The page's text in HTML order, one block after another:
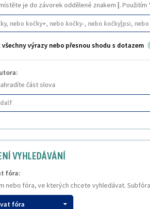
je do závorek oddělené znakem |. Použitím
všechny výrazy nebo přesnou shodu s dotazem
část slova
VYHLEDÁVÁNÍ
fóra:
nebo fóra, ve kterých chcete vyhledávat.
fóra